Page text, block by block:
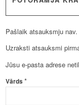
Pašlaik atsauksmju nav.
Uzraksti atsauksmi
Jūsu e-pasta adrese
Vārds*